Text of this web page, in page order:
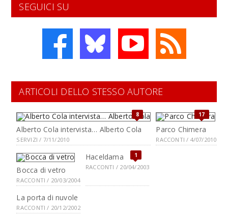
SEGUICI SU
ARTICOLI DELLO STESSO AUTORE
8
Alberto Cola intervista… Alberto Cola
SERVIZI / 7/11/2010
17
Parco Chimera
RACCONTI / 4/07/2010
Bocca di vetro
RACCONTI / 20/03/2004
1
Haceldama
RACCONTI / 20/04/2003
La porta di nuvole
RACCONTI / 20/12/2002